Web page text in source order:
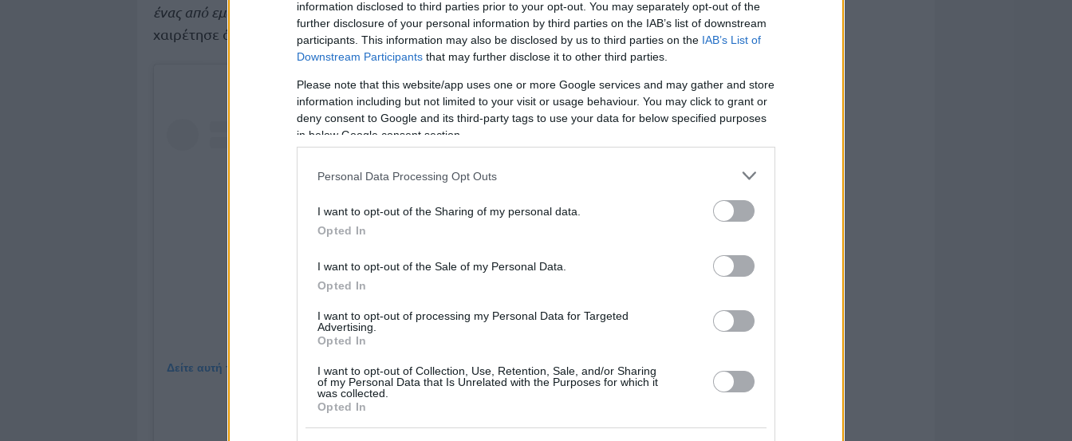
information disclosed to third parties prior to your opt-out. You may separately opt-out of the
further disclosure of your personal information by third parties on the IAB’s list of downstream
participants. This information may also be disclosed by us to third parties on the IAB’s List of
Downstream Participants that may further disclose it to other third parties.
Please note that this website/app uses one or more Google services and may gather and store
information including but not limited to your visit or usage behaviour. You may click to grant or
deny consent to Google and its third-party tags to use your data for below specified purposes
in below Google consent section.
Personal Data Processing Opt Outs
I want to opt-out of the Sharing of my personal data.
Opted In
I want to opt-out of the Sale of my Personal Data.
Opted In
I want to opt-out of processing my Personal Data for Targeted
Advertising.
Opted In
I want to opt-out of Collection, Use, Retention, Sale, and/or Sharing
of my Personal Data that Is Unrelated with the Purposes for which it
was collected.
Opted In
ένας από εμάς
Πρίφτης έσπευσε προς το μέρος του κόσμου και τους
χαιρέτησε όλους, ανταποδίδοντας την αγάπη που δέχθηκε.
Δείτε αυτή τη δημοσίευση στο Instagram.